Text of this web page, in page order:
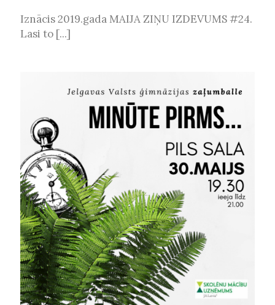
Iznācis 2019.gada MAIJA ZIŅU IZDEVUMS #24.
Lasi to [...]